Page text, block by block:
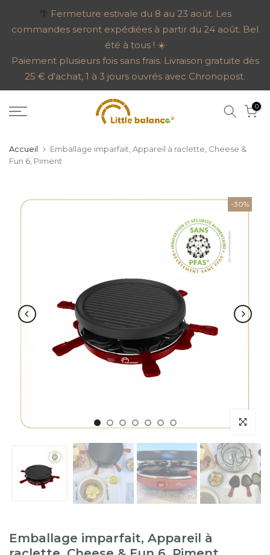
au
🌴 Fermeture estivale du 8 au 23 août. Les
commandes seront expédiées à partir du 24 août. Bel
été à tous ! ☀️
Paiement plusieurs fois sans frais. Livraison gratuite dès
25 € d'achat, 1 à 3 jours ouvrés avec Chronopost.
0
Accueil
Emballage imparfait, Appareil à raclette, Cheese &
Fun 6, Piment
-30%
Emballage imparfait, Appareil à